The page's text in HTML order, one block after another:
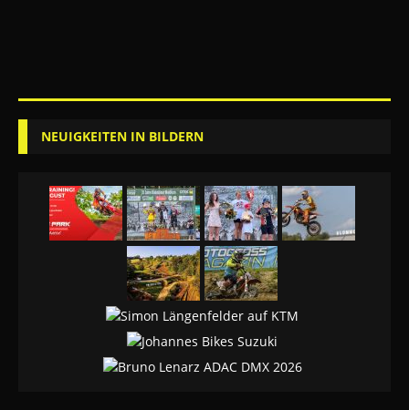
NEUIGKEITEN IN BILDERN